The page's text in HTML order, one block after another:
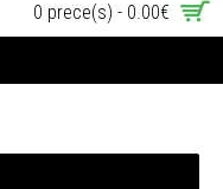
0 prece(s) - 0.00€